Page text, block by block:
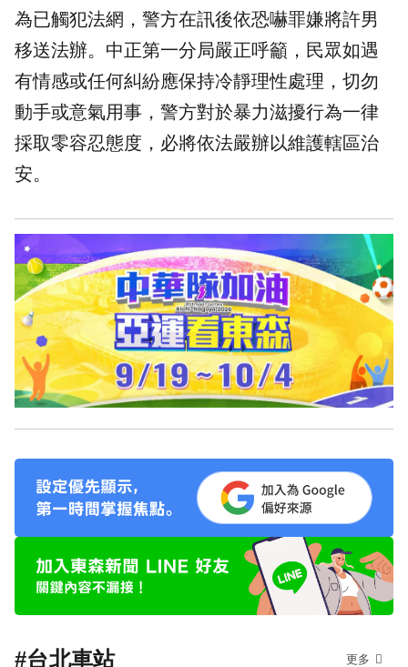
為已觸犯法網，警方在訊後依恐嚇罪嫌將許男
移送法辦。中正第一分局嚴正呼籲，民眾如遇
有情感或任何糾紛應保持冷靜理性處理，切勿
動手或意氣用事，警方對於暴力滋擾行為一律
採取零容忍態度，必將依法嚴辦以維護轄區治
安。
#台北車站 更多